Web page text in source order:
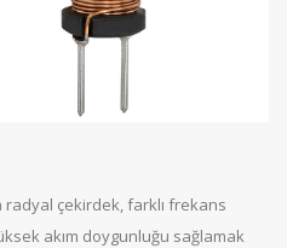
çekirdek, farklı frekans
akım doygunluğu sağlamak